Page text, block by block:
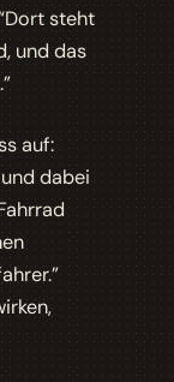
steht
und das
auf:
dabei